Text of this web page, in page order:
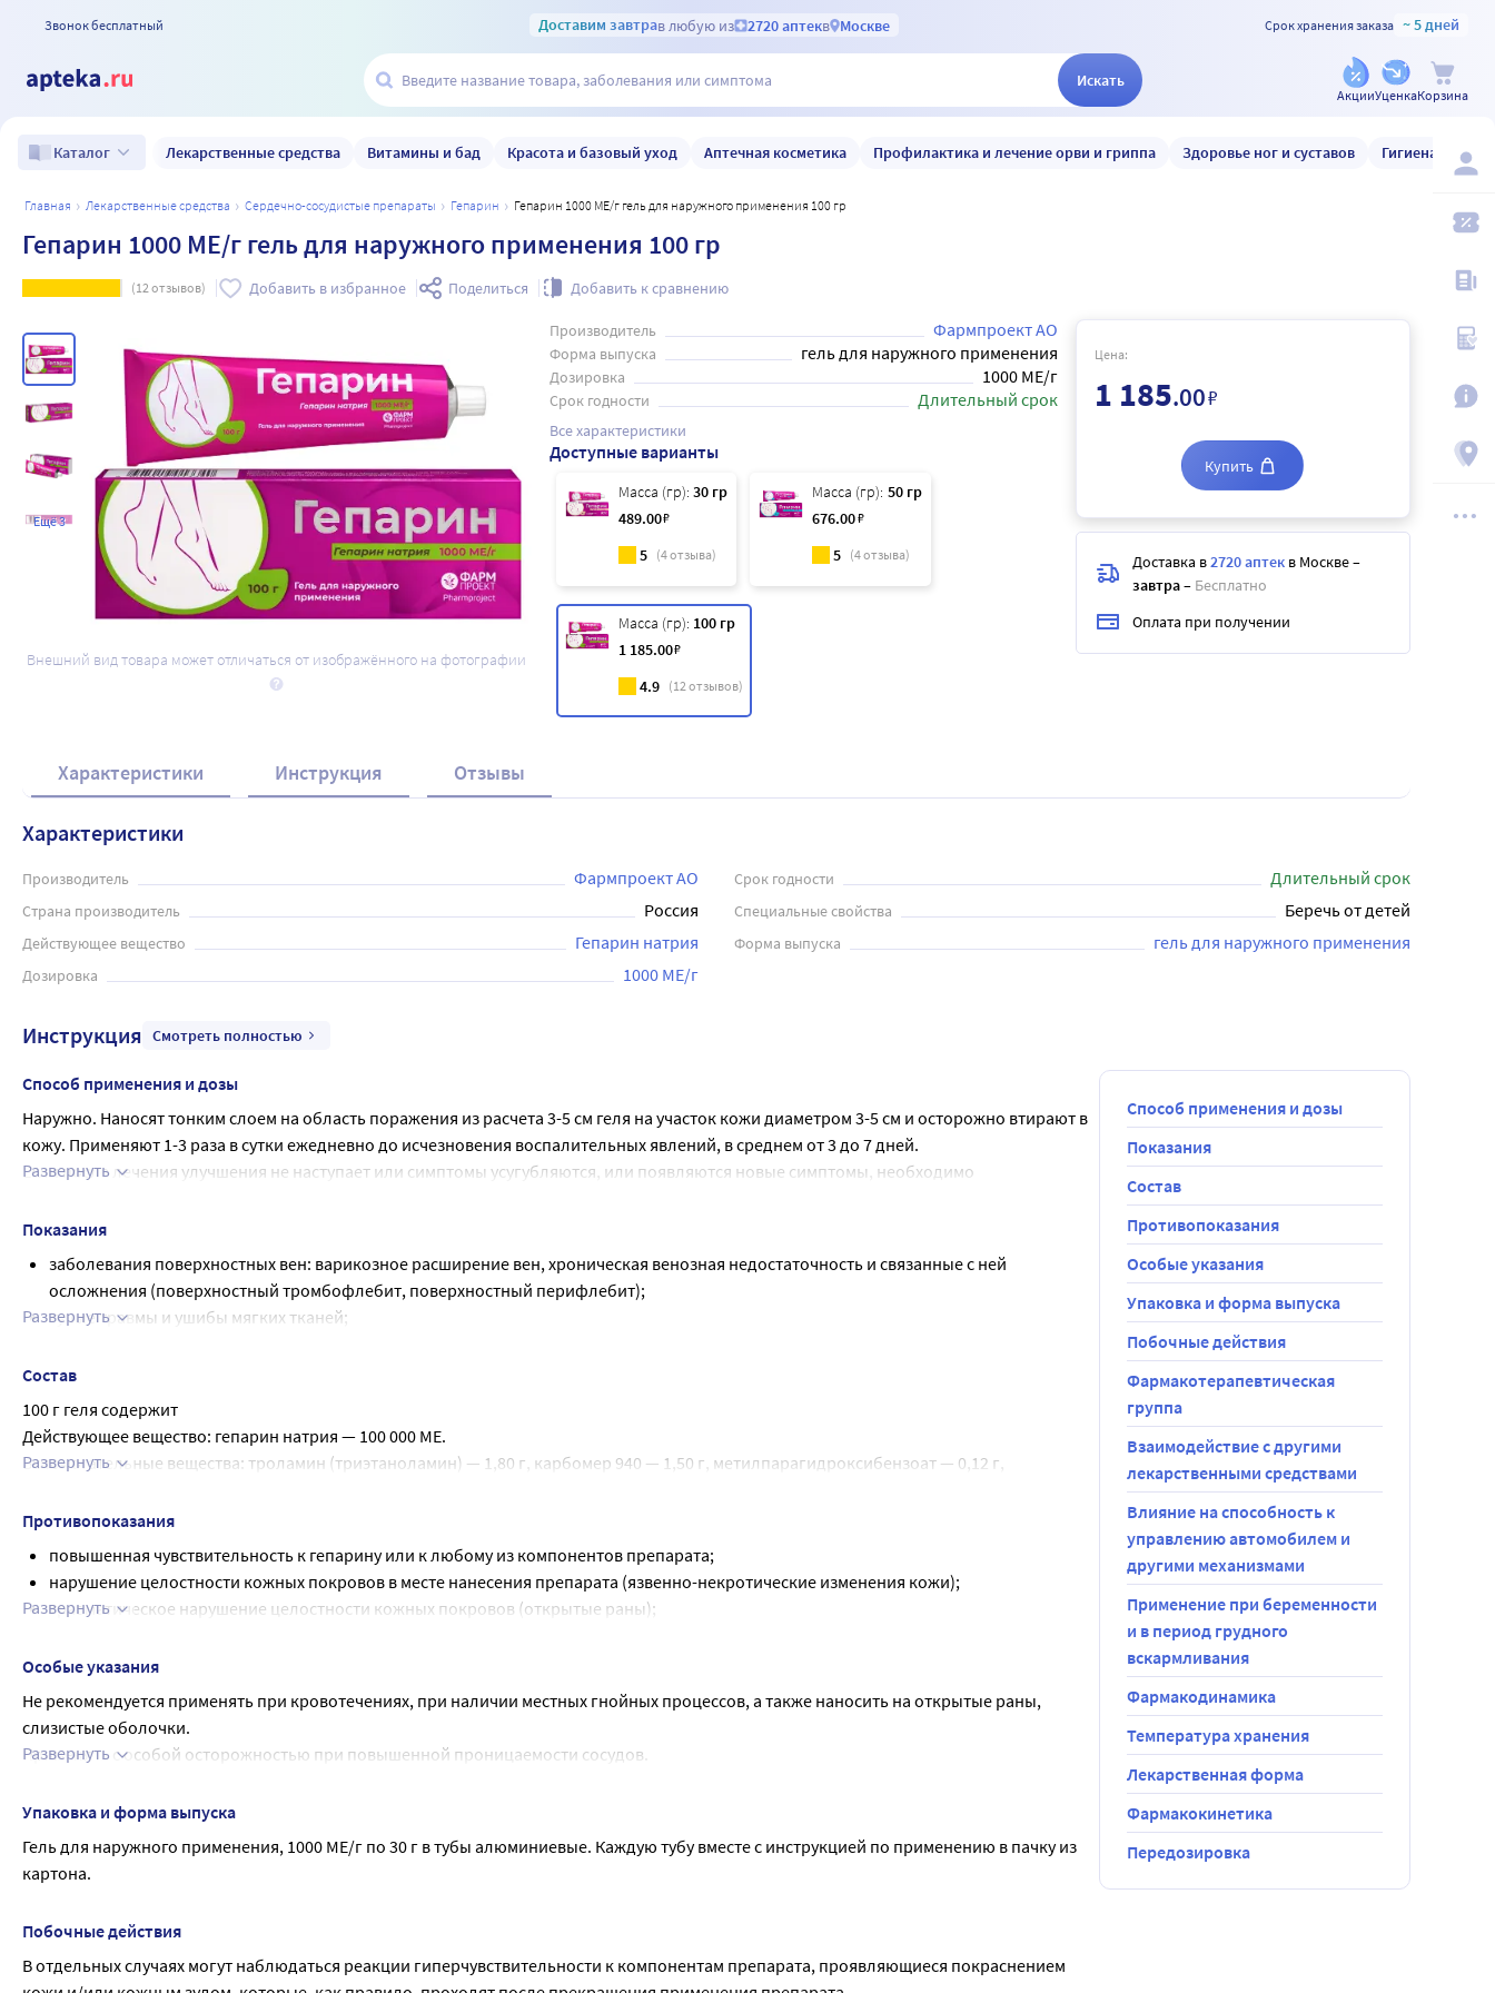
Звонок бесплатный Доставим завтрав любую из 2720 аптекв Москве Срок хранения заказа ~ 5 дней
Искать
АкцииУценкаКорзина
Каталог Лекарственные средства Витамины и бад Красота и базовый уход Аптечная косметика Профилактика и лечение орви и гриппа Здоровье ног и суставов Гигиена и уход
главная лекарственные средства сердечно-сосудистые препараты гепарин Гепарин 1000 МЕ/г гель для наружного применения 100 гр
Гепарин 1000 МЕ/г гель для наружного применения 100 гр
(12отзывов) Добавить в избранное Поделиться Добавить к сравнению
Ещё 3
Внешний вид товара может отличаться от изображённого на фотографии
Производитель Фармпроект АО
Форма выпуска гель для наружного применения
Дозировка 1000 МЕ/г
Срок годности Длительный срок
Все характеристики
Доступные варианты
Масса (гр): 30 гр
489.00₽
5 (4отзыва)
Масса (гр): 50 гр
676.00₽
5 (4отзыва)
Масса (гр): 100 гр
1 185.00₽
4.9 (12отзывов)
Цена:
1 185.00₽
Купить
Доставка в2720 аптек в Москве–
завтра– Бесплатно
Оплата при получении
Характеристики Инструкция Отзывы
Характеристики
Производитель Фармпроект АО Срок годности Длительный срок
Страна производитель Россия Специальные свойства Беречь от детей
Действующее вещество Гепарин натрия Форма выпуска гель для наружного применения
Дозировка 1000 МЕ/г
Инструкция Смотреть полностью
Способ применения и дозы
Наружно. Наносят тонким слоем на область поражения из расчета 3-5 см геля на участок кожи диаметром 3-5 см и осторожно втирают в
кожу. Применяют 1-3 раза в сутки ежедневно до исчезновения воспалительных явлений, в среднем от 3 до 7 дней.
Если после лечения улучшения не наступает или симптомы усугубляются, или появляются новые симптомы, необходимо
которые указаны в инструкции по применению.
Развернуть
Показания
заболевания поверхностных вен: варикозное расширение вен, хроническая венозная недостаточность и связанные с ней
осложнения (поверхностный тромбофлебит, поверхностный перифлебит);
тупые травмы и ушибы мягких тканей;
локализованные инфильтраты и отеки мягких тканей.
Развернуть
Состав
100 г геля содержит
Действующее вещество: гепарин натрия — 100 000 МЕ.
Вспомогательные вещества: троламин (триэтаноламин) — 1,80 г, карбомер 940 — 1,50 г, метилпарагидроксибензоат — 0,12 г,
Развернуть
Противопоказания
повышенная чувствительность к гепарину или к любому из компонентов препарата;
нарушение целостности кожных покровов в месте нанесения препарата (язвенно-некротические изменения кожи);
травматическое нарушение целостности кожных покровов (открытые раны);
возраст до 18 лет (безопасность и эффективность препарата не изучены).
Развернуть
Особые указания
Не рекомендуется применять при кровотечениях, при наличии местных гнойных процессов, а также наносить на открытые раны,
слизистые оболочки.
Применять с особой осторожностью при повышенной проницаемости сосудов.
При продолжительном применении препарата на обширных участках кожи и одновременном применении антикоагулянтов непрямого
действия (варфарин, аценокумарол и др.), следует контролировать протромбиновое время и время свертывания крови.
Опыт применения препарата у детей младше 18 лет отсутствует.
Не превышайте максимальные сроки и рекомендованные дозы препарата при самостоятельном применении.
Развернуть
Упаковка и форма выпуска
Гель для наружного применения, 1000 МЕ/г по 30 г в тубы алюминиевые. Каждую тубу вместе с инструкцией по применению в пачку из
картона.
Побочные действия
В отдельных случаях могут наблюдаться реакции гиперчувствительности к компонентам препарата, проявляющиеся покраснением
Способ применения и дозы
Показания
Состав
Противопоказания
Особые указания
Упаковка и форма выпуска
Побочные действия
Фармакотерапевтическая
группа
Взаимодействие с другими
лекарственными средствами
Влияние на способность к
управлению автомобилем и
другими механизмами
Применение при беременности
и в период грудного
вскармливания
Фармакодинамика
Температура хранения
Лекарственная форма
Фармакокинетика
Передозировка